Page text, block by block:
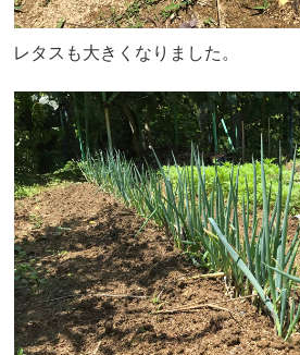
レタスも大きくなりました。